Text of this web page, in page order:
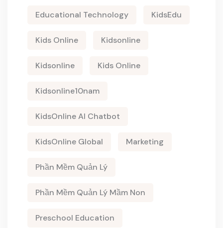
Educational Technology KidsEdu
Kids Online Kidsonline
Kidsonline Kids Online
Kidsonline10nam
KidsOnline AI Chatbot
KidsOnline Global Marketing
Phần Mềm Quản Lý
Phần Mềm Quản Lý Mầm Non
Preschool Education